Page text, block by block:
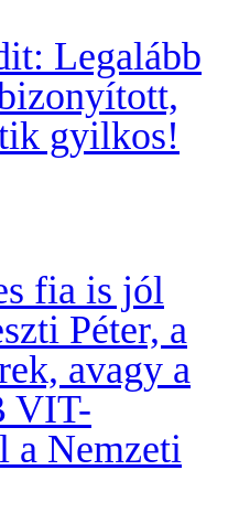
Legalább
gyilkos!
fia is jól
Péter, a
avagy a
VIT-
a Nemzeti